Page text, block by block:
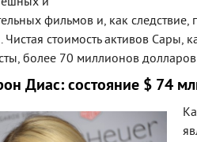
фильмов и, как следствие,
стоимость активов Сары,
более 70 миллионов
Диас: состояние $ 74